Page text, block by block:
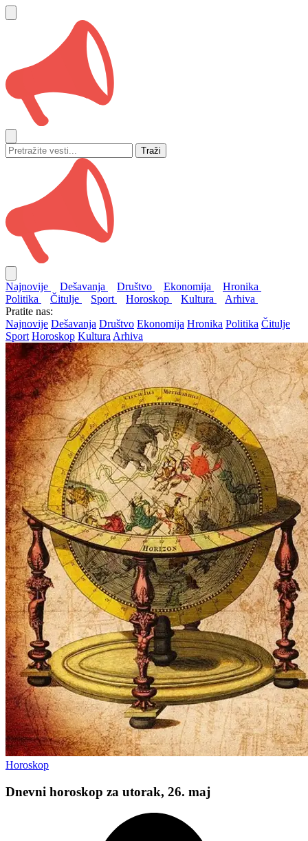
Traži
Najnovije Dešavanja Društvo Ekonomija
Hronika
Politika
Čitulje Sport Horoskop Kultura
Arhiva
Pratite nas:
Najnovije Dešavanja Društvo Ekonomija Hronika Politika Čitulje
Sport Horoskop Kultura Arhiva
Horoskop
Dnevni horoskop za utorak, 26. maj